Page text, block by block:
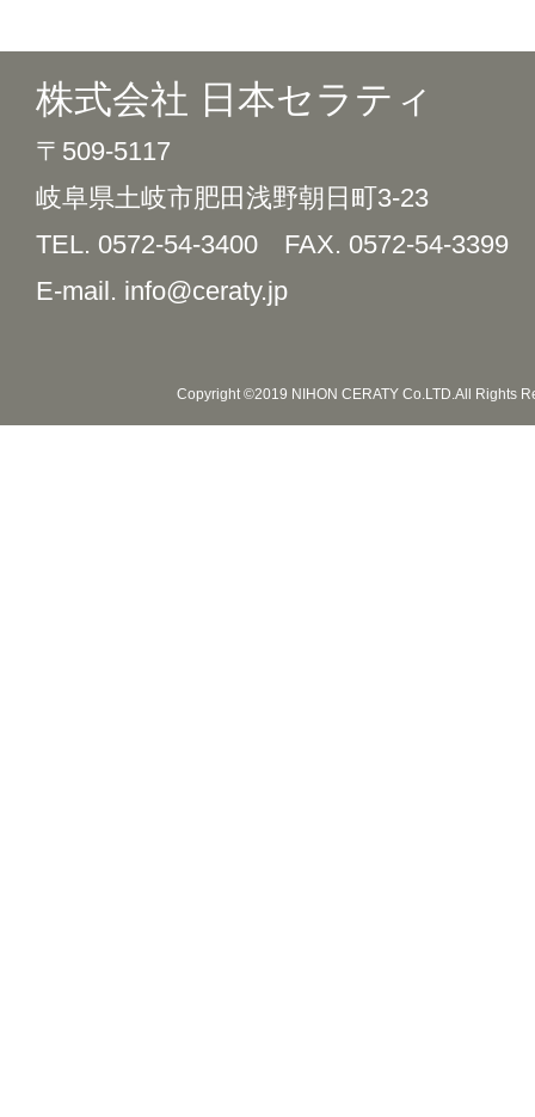
株式会社 日本セラティ
〒509-5117
岐阜県土岐市肥田浅野朝日町3-23
TEL. 0572-54-3400 FAX. 0572-54-3399
E-mail. info@ceraty.jp
Copyright ©2019 NIHON CERATY Co.LTD.All Rights